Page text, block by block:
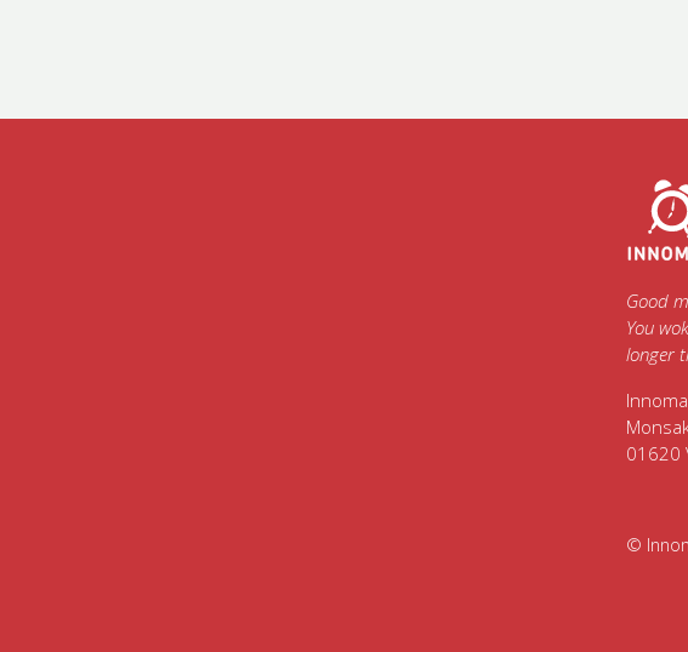
Good
You
longer
01620
©